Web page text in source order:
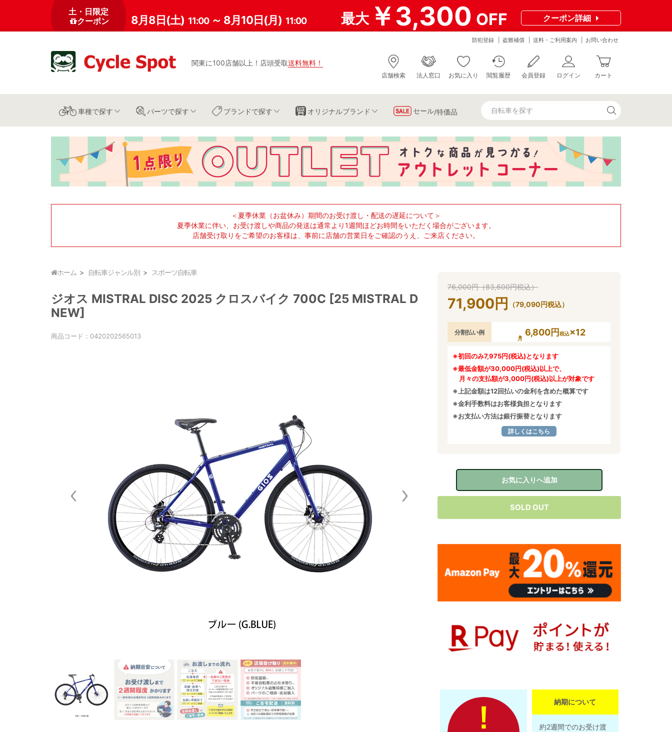
土・日限定
クーポン
8月8日(土) 11:00 ～ 8月10日(月) 11:00 最大￥3,300 OFF クーポン詳細
関東に100店舗以上 ！ 店頭受取送料無料 ！
防犯登録 盗難補償 送料・ご利用案内 お問い合わせ
店舗検索 法人窓口 お気に入り 閲覧履歴 会員登録 ログイン カート
車種で探す パーツで探す ブランドで探す オリジナルブランド セール/特価品
＜夏季休業（お盆休み）期間のお受け渡し・配送の遅延について＞
夏季休業に伴い、お受け渡しや商品の発送は通常より1週間ほどお時間をいただく場合がございます。
店舗受け取りをご希望のお客様は、事前に店舗の営業日をご確認のうえ、ご来店ください。
ホーム 自転車ジャンル別 スポーツ自転車
ジオス MISTRAL DISC 2025 クロスバイク 700C [25 MISTRAL D
NEW]
商品コード： 0420202565013
76,000円（83,600円税込）
71,900 円 （79,090円税込）
分割払い例 6,800円税込×12
※初回のみ7,975円(税込)となります
※最低金額が30,000円(税込)以上で、
月々の支払額が3,000円(税込)以上が対象です
※上記金額は12回払いの金利を含めた概算です
※金利手数料はお客様負担となります
※お支払い方法は銀行振替となります
詳しくはこちら
お気に入りへ追加
SOLD OUT
納期について
約2週間でのお受け渡